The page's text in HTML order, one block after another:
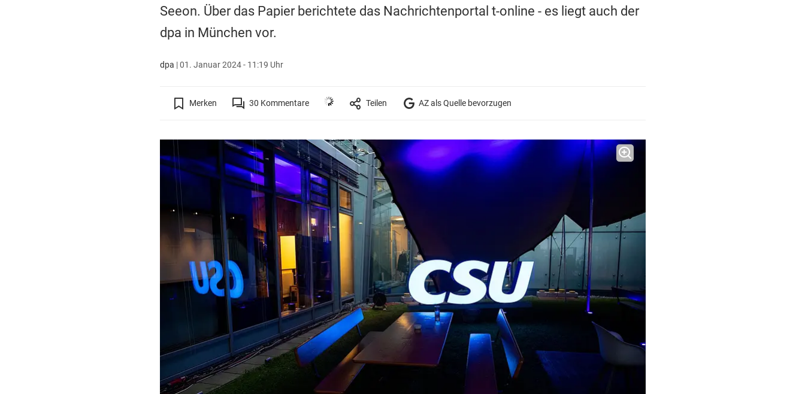
Seeon. Über das Papier berichtete das Nachrichtenportal t-online - es liegt auch der
dpa in München vor.
dpa |01. Januar 2024 - 11:19 Uhr
Merken 30 Kommentare Teilen AZ als Quelle bevorzugen